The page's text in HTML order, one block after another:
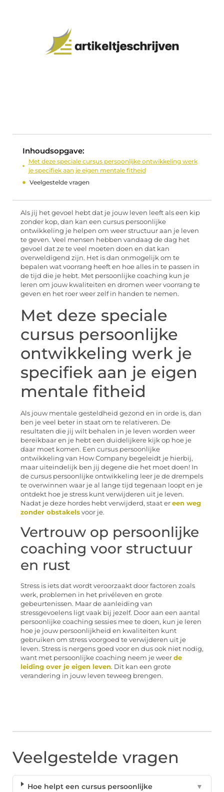
Inhoudsopgave:
Met deze speciale cursus persoonlijke ontwikkeling werk
je specifiek aan je eigen mentale fitheid
Veelgestelde vragen
Als jij het gevoel hebt dat je jouw leven leeft als een kip
zonder kop, dan kan een cursus persoonlijke
ontwikkeling je helpen om weer structuur aan je leven
te geven. Veel mensen hebben vandaag de dag het
gevoel dat ze te veel moeten doen en dat kan
overweldigend zijn. Het is dan onmogelijk om te
bepalen wat voorrang heeft en hoe alles in te passen in
de tijd die je hebt. Met persoonlijke coaching kun je
leren om jouw kwaliteiten en dromen weer voorrang te
geven en het roer weer zelf in handen te nemen.
Met deze speciale
cursus persoonlijke
ontwikkeling werk je
specifiek aan je eigen
mentale fitheid
Als jouw mentale gesteldheid gezond en in orde is, dan
ben je veel beter in staat om te relativeren. De
resultaten die jij wilt behalen in je leven worden weer
bereikbaar en je hebt een duidelijkere kijk op hoe je
daar moet komen. Een cursus persoonlijke
ontwikkeling van How Company begeleidt je hierbij,
maar uiteindelijk ben jij degene die het moet doen! In
de cursus persoonlijke ontwikkeling leer je de drempels
te overwinnen waar je al lange tijd tegenaan loopt en je
ontdekt hoe je stress kunt verwijderen uit je leven.
Nadat je deze hordes hebt verwijderd, staat er een weg
zonder obstakels voor je.
Vertrouw op persoonlijke
coaching voor structuur
en rust
Stress is iets dat wordt veroorzaakt door factoren zoals
werk, problemen in het privéleven en grote
gebeurtenissen. Maar de aanleiding van
stressgevoelens ligt vaak bij jezelf. Door aan een aantal
persoonlijke coaching sessies mee te doen, kun je leren
hoe je jouw persoonlijkheid en kwaliteiten kunt
gebruiken om stress voorgoed te verwijderen uit je
leven. Stress is nergens goed voor en dus ook niet nodig,
want met persoonlijke coaching neem je weer de
leiding over je eigen leven. Dit kan een grote
verandering in jouw leven teweeg brengen.
Veelgestelde vragen
Hoe helpt een cursus persoonlijke
▼